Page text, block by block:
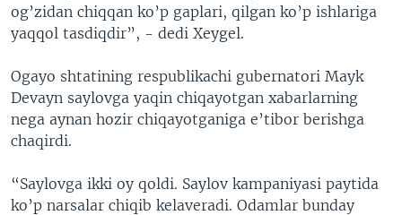
og’zidan chiqqan ko’p gaplari, qilgan ko’p ishlariga
yaqqol tasdiqdir”, - dedi Xeygel.
Ogayo shtatining respublikachi gubernatori Mayk
Devayn saylovga yaqin chiqayotgan xabarlarning
nega aynan hozir chiqayotganiga e’tibor berishga
chaqirdi.
“Saylovga ikki oy qoldi. Saylov kampaniyasi paytida
ko’p narsalar chiqib kelaveradi. Odamlar bunday